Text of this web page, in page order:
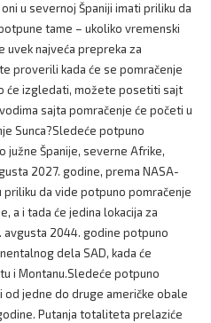
u severnoj Španiji imati priliku da
tame – ukoliko vremenski
najveća prepreka za
proverili kada će se pomračenje
će izgledati, možete posetiti sajt
sajta pomračenje će početi u
Sunca?Sledeće potpuno
južne Španije, severne Afrike,
2027. godine, prema NASA-
priliku da vide potpuno pomračenje
a i tada će jedina lokacija za
avgusta 2044. godine potpuno
dela SAD, kada će
i Montanu.Sledeće potpuno
jedne do druge američke obale
Putanja totaliteta prelaziće